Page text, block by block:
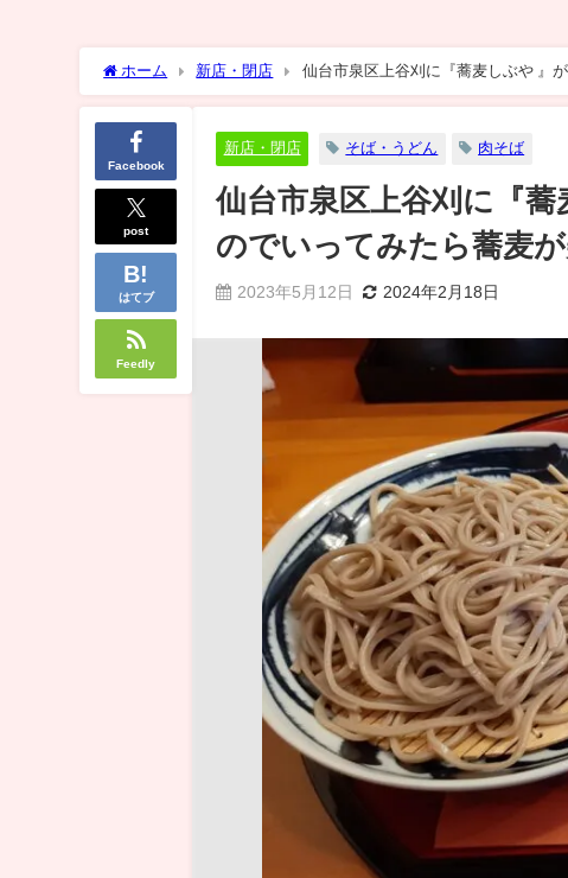
ホーム 新店・閉店 仙台市泉区上谷刈に『蕎麦しぶや 』
Facebook
post
はてブ
Feedly
新店・閉店 そば・うどん 肉そば
仙台市泉区上谷刈に『
のでいってみたら蕎麦が
2023年5月12日 2024年2月18日